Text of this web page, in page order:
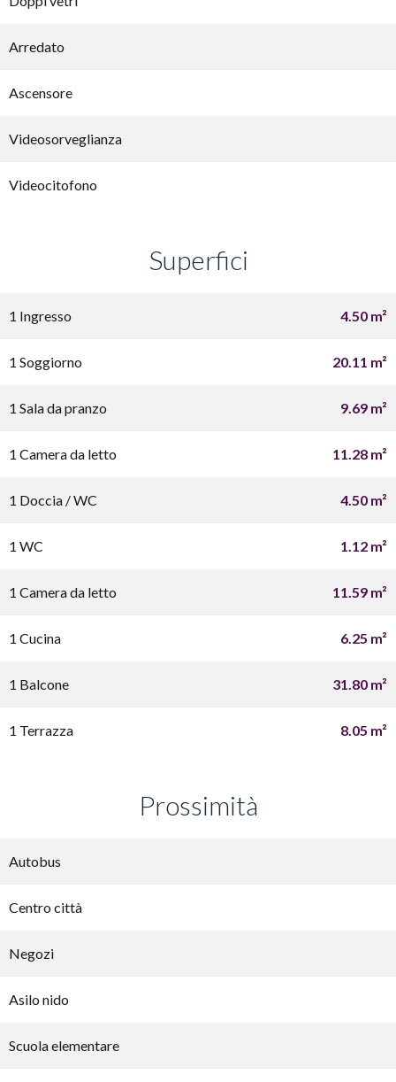
Arredato
Ascensore
Videosorveglianza
Videocitofono
Superfici
1 Ingresso 4.50 m²
1 Soggiorno 20.11 m²
1 Sala da pranzo 9.69 m²
1 Camera da letto 11.28 m²
1 Doccia / WC 4.50 m²
1 WC 1.12 m²
1 Camera da letto 11.59 m²
1 Cucina 6.25 m²
1 Balcone 31.80 m²
1 Terrazza 8.05 m²
Prossimità
Autobus
Centro città
Negozi
Asilo nido
Scuola elementare